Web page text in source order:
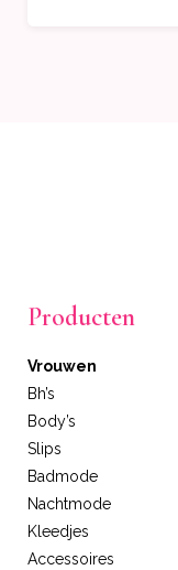
Producten
Vrouwen
Bh’s
Body’s
Slips
Badmode
Nachtmode
Kleedjes
Accessoires